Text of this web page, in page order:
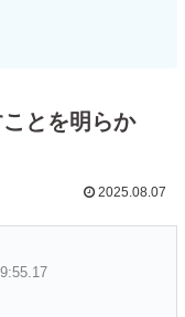
とを明らか
2025.08.07